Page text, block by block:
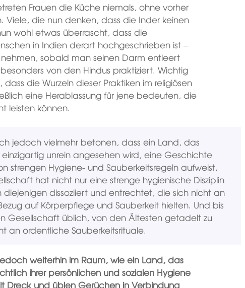
Frauen die Küche niemals, ohne vorher
die nun denken, dass die Inder keinen
wohl etwas überrascht, dass die
in Indien derart hochgeschrieben ist –
sobald man seinen Darm entleert
von den Hindus praktiziert. Wichtig
die Wurzeln dieser Praktiken im religiösen
eine Herablassung für jene bedeuten, die
leisten können.
jedoch vielmehr betonen, dass ein Land, das
unrein angesehen wird, eine Geschichte
strengen Hygiene- und Sauberkeitsregeln aufweist.
hat nicht nur eine strenge hygienische Disziplin
dissoziiert und entrechtet, die sich nicht an
auf Körperpflege und Sauberkeit hielten. Und bis
Gesellschaft üblich, von den Ältesten getadelt zu
an ordentliche Sauberkeitsrituale.
weiterhin im Raum, wie ein Land, das
ihrer persönlichen und sozialen Hygiene
Dreck und üblen Gerüchen in Verbindung